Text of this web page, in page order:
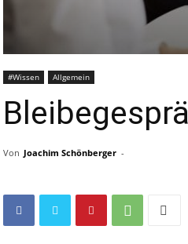
#Wissen Allgemein
Von Joachim Schönberger -